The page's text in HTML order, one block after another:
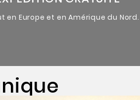
en Europe et en Amérique du Nord.